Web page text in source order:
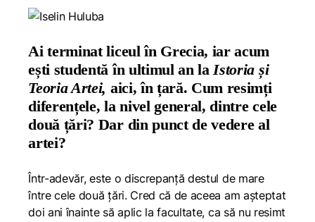
Ai terminat liceul în Grecia, iar acum
ești studentă în ultimul an laIstoria și
Teoria Artei, aici, în țară. Cum resimți
diferențele, la nivel general, dintre cele
două țări? Dar din punct de vedere al
artei?
Într-adevăr, este o discrepanță destul de mare
între cele două țări. Cred că de aceea am așteptat
doi ani înainte să aplic la facultate, ca să nu resimt